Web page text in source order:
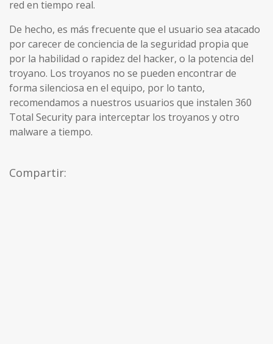
red en tiempo real.
De hecho, es más frecuente que el usuario sea atacado
por carecer de conciencia de la seguridad propia que
por la habilidad o rapidez del hacker, o la potencia del
troyano. Los troyanos no se pueden encontrar de
forma silenciosa en el equipo, por lo tanto,
recomendamos a nuestros usuarios que instalen 360
Total Security para interceptar los troyanos y otro
malware a tiempo.
Compartir: